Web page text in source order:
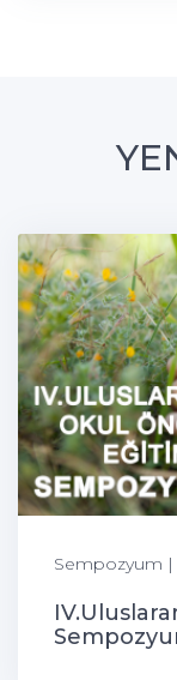
Sempozyum